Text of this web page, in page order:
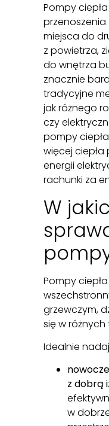
Pompy
przenoszenia
miejsca do
z powietrza,
do wnętrza
znacznie
tradycyjne
jak różnego
czy
pompy
więcej ciepła
energii
rachunki za
W
Pompy
grzewczym,
się w
Idealnie
z dobrą
w